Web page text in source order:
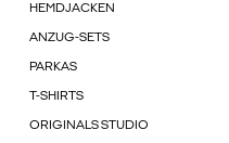
HEMDJACKEN
ANZUG-SETS
PARKAS
T-SHIRTS
ORIGINALS STUDIO